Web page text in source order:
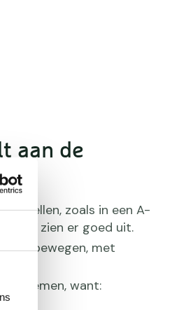
aan de
zoals in een A-
Ze zien er goed uit.
te bewegen, met
te nemen, want: